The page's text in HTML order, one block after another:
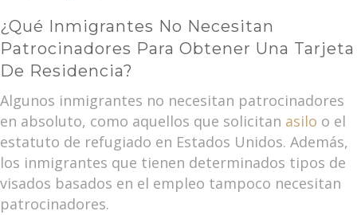
¿Qué Inmigrantes No Necesitan
Patrocinadores Para Obtener Una Tarjeta
De Residencia?
Algunos inmigrantes no necesitan patrocinadores
en absoluto, como aquellos que solicitan asilo o el
estatuto de refugiado en Estados Unidos. Además,
los inmigrantes que tienen determinados tipos de
visados basados en el empleo tampoco necesitan
patrocinadores.